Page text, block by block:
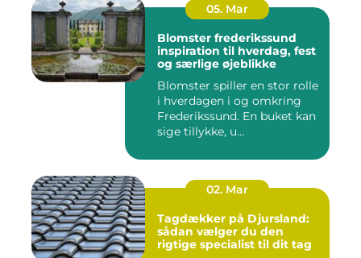
05. Mar
Blomster frederikssund
inspiration til hverdag, fest
og særlige øjeblikke
Blomster spiller en stor rolle
i hverdagen i og omkring
Frederikssund. En buket kan
sige tillykke, u...
02. Mar
Tagdækker på Djursland:
sådan vælger du den
rigtige specialist til dit tag